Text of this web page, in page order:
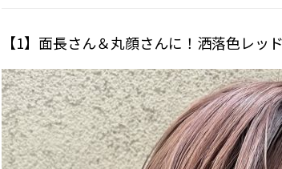
【1】面長さん＆丸顔さんに！洒落色レッ